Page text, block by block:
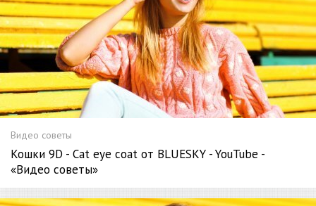
Видео советы
Кошки 9D - Cat eye coat от BLUESKY - YouTube -
«Видео советы»